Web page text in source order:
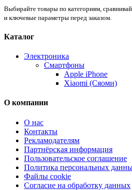
Выбирайте товары по категориям,
и ключевые параметры перед заказом.
Каталог
Электроника
Смартфоны
Apple iPhone
Xiaomi (Сяоми)
О компании
О нас
Контакты
Рекламодателям
Партнёрская информация
Пользовательское соглашение
Политика персональных
Файлы cookie
Согласие на обработку данных